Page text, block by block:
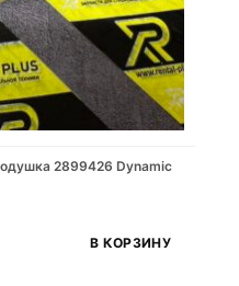
2899426 Dynamic
В КОРЗИНУ